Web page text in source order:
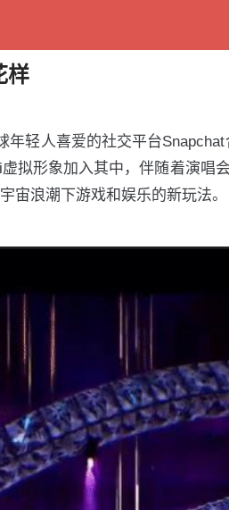
样
轻人喜爱的社交平台
形象加入其中，伴随着演唱
宙浪潮下游戏和娱乐的新玩法。